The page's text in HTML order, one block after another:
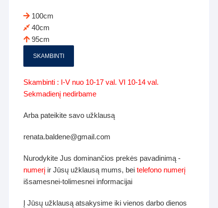
100cm
40cm
95cm
SKAMBINTI
Skambinti : I-V nuo 10-17 val. VI 10-14 val.
Sekmadienį nedirbame
Arba pateikite savo užklausą
renata.baldene@gmail.com
Nurodykite Jus dominančios prekės pavadinimą -
numerį ir Jūsų užklausą mums, beitelefono numerį
išsamesnei-tolimesnei informacijai
Į Jūsų užklausą atsakysime iki vienos darbo dienos